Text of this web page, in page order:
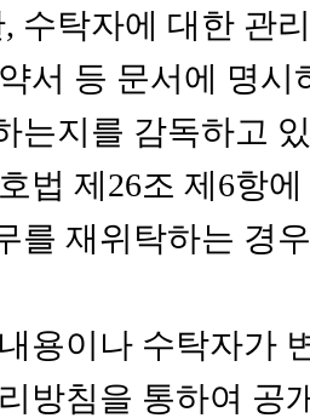
수탁자에 대한 관
서 등 문서에 명
는지를 감독하고
법 제26조 제6항
를 재위탁하는 경
용이나 수탁자가
방침을 통하여 공